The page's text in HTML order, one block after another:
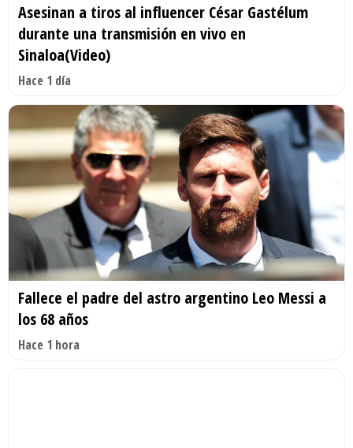
Asesinan a tiros al influencer César Gastélum
durante una transmisión en vivo en
Sinaloa(Video)
Hace 1 día
Fallece el padre del astro argentino Leo Messi a
los 68 años
Hace 1 hora